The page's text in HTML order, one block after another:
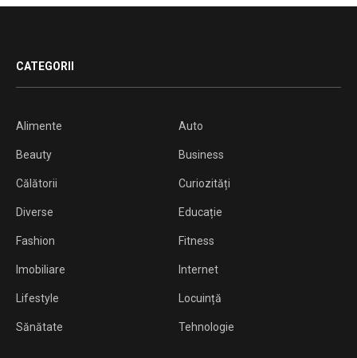
CATEGORII
Alimente Auto
Beauty Business
Călătorii Curiozități
Diverse Educație
Fashion Fitness
Imobiliare Internet
Lifestyle Locuință
Sănătate Tehnologie